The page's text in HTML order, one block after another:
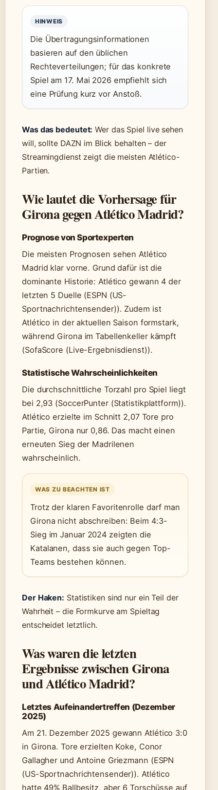
HINWEIS
Die Übertragungsinformationen
basieren auf den üblichen
Rechteverteilungen; für das konkrete
Spiel am 17. Mai 2026 empfiehlt sich
eine Prüfung kurz vor Anstoß.
Was das bedeutet: Wer das Spiel live sehen
will, sollte DAZN im Blick behalten – der
Streamingdienst zeigt die meisten Atlético-
Partien.
Wie lautet die Vorhersage für
Girona gegen Atlético Madrid?
Prognose von Sportexperten
Die meisten Prognosen sehen Atlético
Madrid klar vorne. Grund dafür ist die
dominante Historie: Atlético gewann 4 der
letzten 5 Duelle (ESPN (US-
Sportnachrichtensender)). Zudem ist
Atlético in der aktuellen Saison formstark,
während Girona im Tabellenkeller kämpft
(SofaScore (Live-Ergebnisdienst)).
Statistische Wahrscheinlichkeiten
Die durchschnittliche Torzahl pro Spiel liegt
bei 2,93 (SoccerPunter (Statistikplattform)).
Atlético erzielte im Schnitt 2,07 Tore pro
Partie, Girona nur 0,86. Das macht einen
erneuten Sieg der Madrilenen
wahrscheinlich.
WAS ZU BEACHTEN IST
Trotz der klaren Favoritenrolle darf man
Girona nicht abschreiben: Beim 4:3-
Sieg im Januar 2024 zeigten die
Katalanen, dass sie auch gegen Top-
Teams bestehen können.
Der Haken: Statistiken sind nur ein Teil der
Wahrheit – die Formkurve am Spieltag
entscheidet letztlich.
Was waren die letzten
Ergebnisse zwischen Girona
und Atlético Madrid?
Letztes Aufeinandertreffen (Dezember
2025)
Am 21. Dezember 2025 gewann Atlético 3:0
in Girona. Tore erzielten Koke, Conor
Gallagher und Antoine Griezmann (ESPN
(US-Sportnachrichtensender)). Atlético
hatte 49% Ballbesitz, aber 6 Torschüsse auf